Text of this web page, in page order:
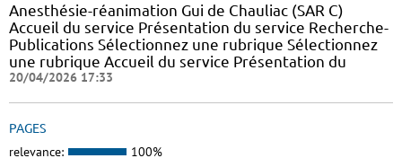
Anesthésie-réanimation Gui de Chauliac (SAR C)
Accueil du service Présentation du service Recherche-
Publications Sélectionnez une rubrique Sélectionnez
une rubrique Accueil du service Présentation du
20/04/2026 17:33
PAGES
relevance: 100%